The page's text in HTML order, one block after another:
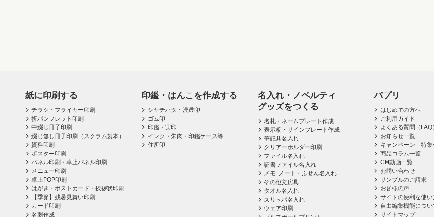
紙に印刷する
チラシ・フライヤー印刷
折パンフレット印刷
中綴じ冊子印刷
綴じ無し冊子印刷（スクラム製本）
資料印刷
ポスター印刷
パネル印刷・卓上パネル印刷
メニュー印刷
卓上POP印刷
はがき・ポストカード・挨拶状印刷
【季節】残暑見舞い印刷
カード印刷
名刺作成
印鑑・はんこを作成する
シヤチハタ・浸透印
ゴム印
印鑑・実印
インク・朱肉・印鑑ケース等
住所印
名入れ・ノベルティ
グッズをつくる
名札・ネームプレート作成
表示板・サインプレート作成
筆記具名入れ
クリアーホルダー印刷
ファイル名入れ
証書ファイル名入れ
メモ･ノート・ふせん名入れ
その他文房具
タオル名入れ
スリッパ名入れ
ウェア印刷
パプリ
はじめての方へ
ご利用ガイド
よくある質問（FAQ
お知らせ一覧
キャンペーン・特集
商品コラム一覧
CM動画一覧
お問い合わせ
サンプルのご請求
お客様の声
サイトの便利な使い
自由編集機能につい
サイトマップ